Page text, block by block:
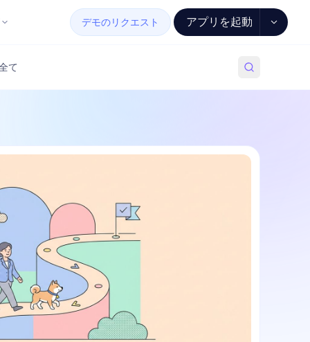
デモのリクエスト アプリを起動
て